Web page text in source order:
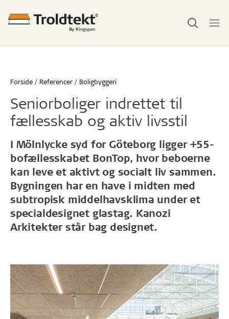
Forside Referencer Boligbyggeri
Seniorboliger indrettet til
fællesskab og aktiv livsstil
I Mölnlycke syd for Göteborg ligger +55-
bofællesskabet BonTop, hvor beboerne
kan leve et aktivt og socialt liv sammen.
Bygningen har en have i midten med
subtropisk middelhavsklima under et
specialdesignet glastag. Kanozi
Arkitekter står bag designet.